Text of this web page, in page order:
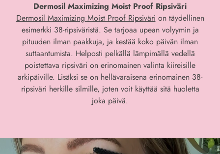
Dermosil Maximizing Moist Proof Ripsiväri
Dermosil Maximizing Moist Proof Ripsiväri on täydellinen
esimerkki 38-ripsiväristä. Se tarjoaa upean volyymin ja
pituuden ilman paakkuja, ja kestää koko päivän ilman
suttaantumista. Helposti pelkällä lämpimällä vedellä
poistettava ripsiväri on erinomainen valinta kiireisille
arkipäiville. Lisäksi se on hellävaraisena erinomainen 38-
ripsiväri herkille silmille, joten voit käyttää sitä huoletta
joka päivä.